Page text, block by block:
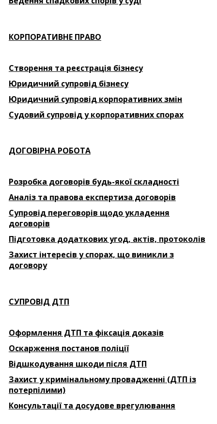
КОРПОРАТИВНЕ ПРАВО
Створення та реєстрація бізнесу
Юридичний супровід бізнесу
Юридичний супровід корпоративних змін
Судовий супровід у корпоративних спорах
ДОГОВІРНА РОБОТА
Розробка договорів будь-якої складності
Аналіз та правова експертиза договорів
Супровід переговорів щодо укладення
договорів
Підготовка додаткових угод, актів, протоколів
Захист інтересів у спорах, що виникли з
договору
СУПРОВІД ДТП
Оформлення ДТП та фіксація доказів
Оскарження постанов поліції
Відшкодування шкоди після ДТП
Захист у кримінальному провадженні (ДТП із
потерпілими)
Консультації та досудове врегулювання